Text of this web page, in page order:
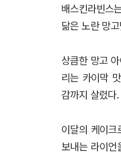
배스킨라빈스
닮은 노란 망
상큼한 망고
리는 카이막
감까지 살렸다.
이달의 케이
보내는 라이